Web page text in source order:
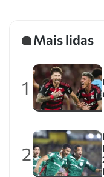
Mais lidas
1
2